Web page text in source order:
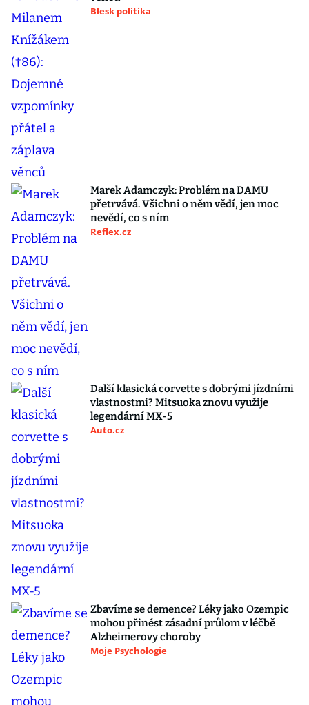
Blesk politika
Marek Adamczyk: Problém na DAMU
přetrvává. Všichni o něm vědí, jen moc
nevědí, co s ním
Reflex.cz
Další klasická corvette s dobrými jízdními
vlastnostmi? Mitsuoka znovu využije
legendární MX-5
Auto.cz
Zbavíme se demence? Léky jako Ozempic
mohou přinést zásadní průlom v léčbě
Alzheimerovy choroby
Moje Psychologie